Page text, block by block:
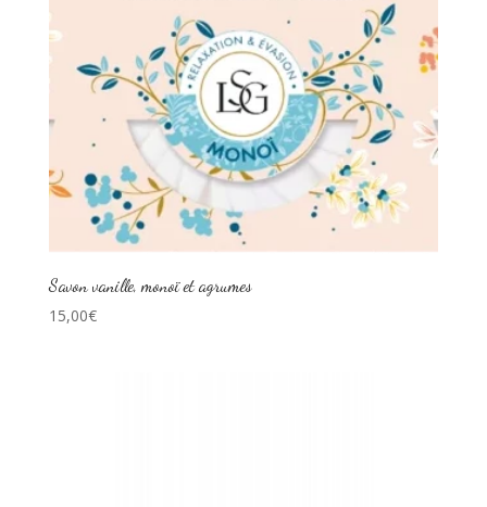
Savon vanille, monoï et agrumes
15,00€